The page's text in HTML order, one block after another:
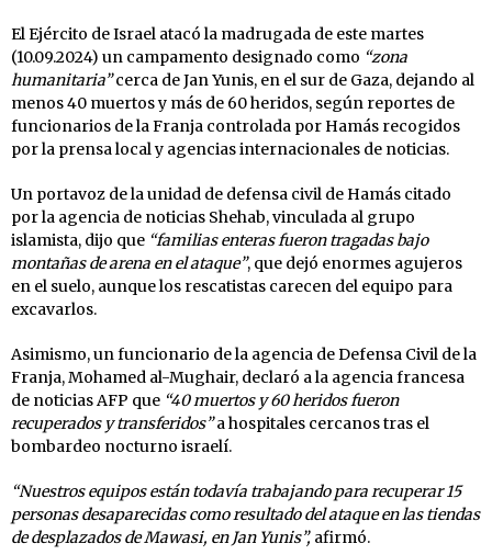
El Ejército de Israel atacó la madrugada de este martes
(10.09.2024) un campamento designado como “zona
humanitaria”cerca de Jan Yunis, en el sur de Gaza, dejando al
menos 40 muertos y más de 60 heridos, según reportes de
funcionarios de la Franja controlada por Hamás recogidos
por la prensa local y agencias internacionales de noticias.
Un portavoz de la unidad de defensa civil de Hamás citado
por la agencia de noticias Shehab, vinculada al grupo
islamista, dijo que “familias enteras fueron tragadas bajo
montañas de arena en el ataque”, que dejó enormes agujeros
en el suelo, aunque los rescatistas carecen del equipo para
excavarlos.
Asimismo, un funcionario de la agencia de Defensa Civil de la
Franja, Mohamed al-Mughair, declaró a la agencia francesa
de noticias AFP que “40 muertos y 60 heridos fueron
recuperados y transferidos”a hospitales cercanos tras el
bombardeo nocturno israelí.
“Nuestros equipos están todavía trabajando para recuperar 15
personas desaparecidas como resultado del ataque en las tiendas
de desplazados de Mawasi, en Jan Yunis”, afirmó.